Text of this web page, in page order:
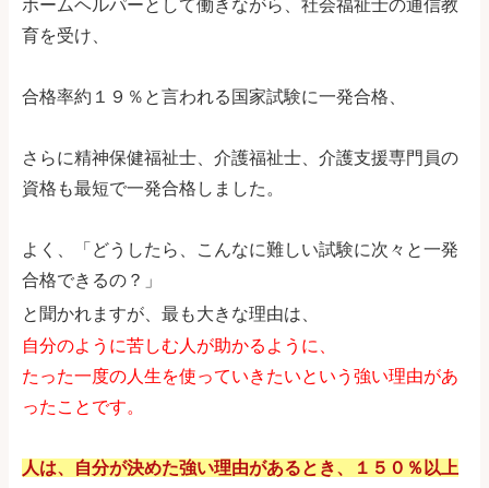
ホームヘルパーとして働きながら、社会福祉士の通信教
育を受け、
合格率約１９％と言われる国家試験に一発合格、
さらに精神保健福祉士、介護福祉士、介護支援専門員の
資格も最短で一発合格しました。
よく、「どうしたら、こんなに難しい試験に次々と一発
合格できるの？」
と聞かれますが、最も大きな理由は
自分のように苦しむ人が助かるように、
たった一度の人生を使っていきたいという強い理由があ
ったことです。
人は、自分が決めた強い理由があるとき、１５０％以上